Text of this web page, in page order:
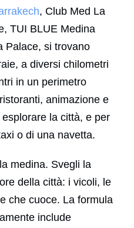
, Club Med La
TUI BLUE Medina
Palace, si trovano
a diversi chilometri
in un perimetro
animazione e
la città, e per
o di una navetta.
medina. Svegli la
della città: i vicoli, le
che cuoce. La formula
include